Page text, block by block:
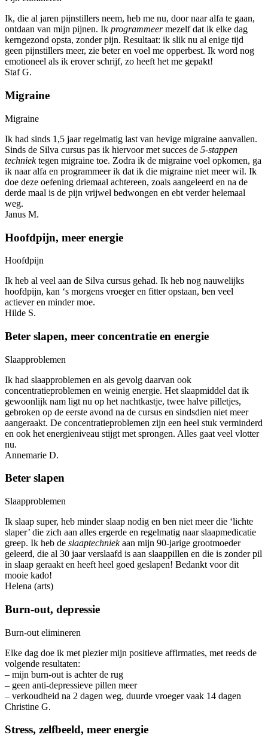
Ik, die al jaren pijnstillers neem, heb me nu, door naar alfa te gaan,
ontdaan van mijn pijnen. Ik programmeermezelf dat ik elke dag
kerngezond opsta, zonder pijn. Resultaat: ik slik nu al enige tijd
geen pijnstillers meer, zie beter en voel me opperbest. Ik word nog
emotioneel als ik erover schrijf, zo heeft het me gepakt!
Staf G.
Migraine
Migraine
Ik had sinds 1,5 jaar regelmatig last van hevige migraine aanvallen.
Sinds de Silva cursus pas ik hiervoor met succes de 5-stappen
techniektegen migraine toe. Zodra ik de migraine voel opkomen, ga
ik naar alfa en programmeer ik dat ik die migraine niet meer wil. Ik
doe deze oefening driemaal achtereen, zoals aangeleerd en na de
derde maal is de pijn vrijwel bedwongen en ebt verder helemaal
weg.
Janus M.
Hoofdpijn, meer energie
Hoofdpijn
Ik heb al veel aan de Silva cursus gehad. Ik heb nog nauwelijks
hoofdpijn, kan ‘s morgens vroeger en fitter opstaan, ben veel
actiever en minder moe.
Hilde S.
Beter slapen, meer concentratie en energie
Slaapproblemen
Ik had slaapproblemen en als gevolg daarvan ook
concentratieproblemen en weinig energie. Het slaapmiddel dat ik
gewoonlijk nam ligt nu op het nachtkastje, twee halve pilletjes,
gebroken op de eerste avond na de cursus en sindsdien niet meer
aangeraakt. De concentratieproblemen zijn een heel stuk verminderd
en ook het energieniveau stijgt met sprongen. Alles gaat veel vlotter
nu.
Annemarie D.
Beter slapen
Slaapproblemen
Ik slaap super, heb minder slaap nodig en ben niet meer die ‘lichte
slaper’ die zich aan alles ergerde en regelmatig naar slaapmedicatie
greep. Ik heb de slaaptechniekaan mijn 90-jarige grootmoeder
geleerd, die al 30 jaar verslaafd is aan slaappillen en die is zonder pil
in slaap geraakt en heeft heel goed geslapen! Bedankt voor dit
mooie kado!
Helena (arts)
Burn-out, depressie
Burn-out elimineren
Elke dag doe ik met plezier mijn positieve affirmaties, met reeds de
volgende resultaten:
– mijn burn-out is achter de rug
– geen anti-depressieve pillen meer
– verkoudheid na 2 dagen weg, duurde vroeger vaak 14 dagen
Christine G.
Stress, zelfbeeld, meer energie